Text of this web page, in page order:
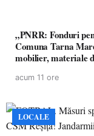
„PNRR: Fonduri
Comuna Tarna
mobilier, materiale
acum 11 ore
LOCALE